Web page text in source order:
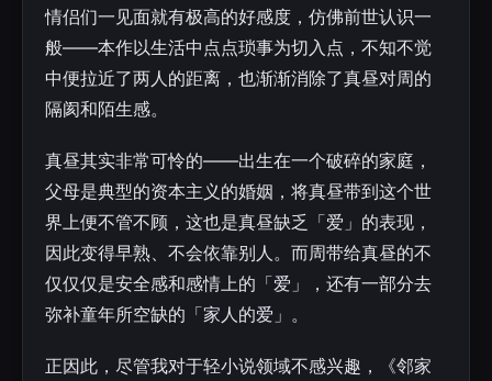
情侣们一见面就有极高的好感度，仿佛前世认识一
般——本作以生活中点点琐事为切入点，不知不觉
中便拉近了两人的距离，也渐渐消除了真昼对周的
隔阂和陌生感。
真昼其实非常可怜的——出生在一个破碎的家庭，
父母是典型的资本主义的婚姻，将真昼带到这个世
界上便不管不顾，这也是真昼缺乏「爱」的表现，
因此变得早熟、不会依靠别人。而周带给真昼的不
仅仅仅是安全感和感情上的「爱」，还有一部分去
弥补童年所空缺的「家人的爱」。
正因此，尽管我对于轻小说领域不感兴趣，《邻家